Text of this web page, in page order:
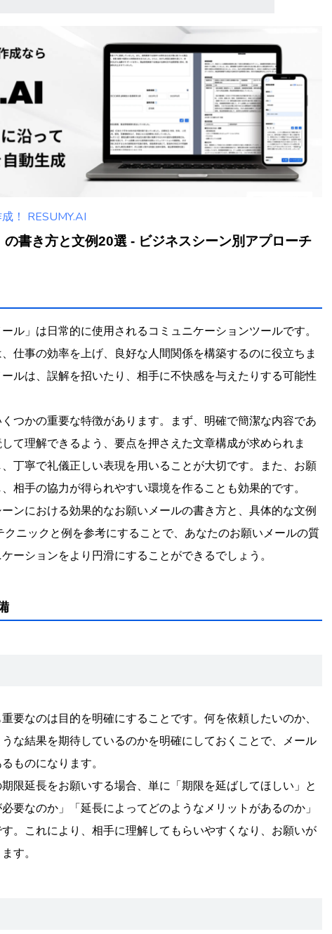
アプローチと文例
依頼
くある間違いと注意点
を避ける
かけない
ップの重要性
ットを明確に
！ RESUMY.AI
書き方と文例20選 - ビジネスシーン別アプローチ
ル」は日常的に使用されるコミュニケーションツールです。
仕事の効率を上げ、良好な人間関係を構築するのに役立ちま
ルは、誤解を招いたり、相手に不快感を与えたりする可能性
つかの重要な特徴があります。まず、明確で簡潔な内容であ
て理解できるよう、要点を押さえた文章構成が求められま
丁寧で礼儀正しい表現を用いることが大切です。また、お願
相手の協力が得られやすい環境を作ることも効果的です。
ンにおける効果的なお願いメールの書き方と、具体的な文例
ニックと例を参考にすることで、あなたのお願いメールの質
ーションをより円滑にすることができるでしょう。
要なのは目的を明確にすることです。何を依頼したいのか、
な結果を期待しているのかを明確にしておくことで、メール
ものになります。
限延長をお願いする場合、単に「期限を延ばしてほしい」と
要なのか」「延長によってどのようなメリットがあるのか」
。これにより、相手に理解してもらいやすくなり、お願いが
す。